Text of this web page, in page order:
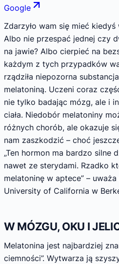
Google
Zdarzyło wam się mieć
Albo nie przespać jednej czy
na jawie? Albo cierpieć na
każdym z tych przypadków
rządziła niepozorna
melatoniną. Uczeni coraz
nie tylko badając mózg, ale i
ciała. Niedobór melatoniny
różnych chorób, ale okazuje
nam zaszkodzić – choć
„Ten hormon ma bardzo silne
nawet ze sterydami. Rzadko
melatoninę w aptece” –
University of California w
W MÓZGU, OKU I
Melatonina jest najbardziej
ciemności”. Wytwarza ją